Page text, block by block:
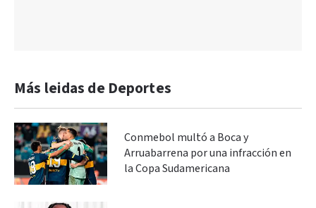
Más leidas de Deportes
Conmebol multó a Boca y
Arruabarrena por una infracción en
la Copa Sudamericana